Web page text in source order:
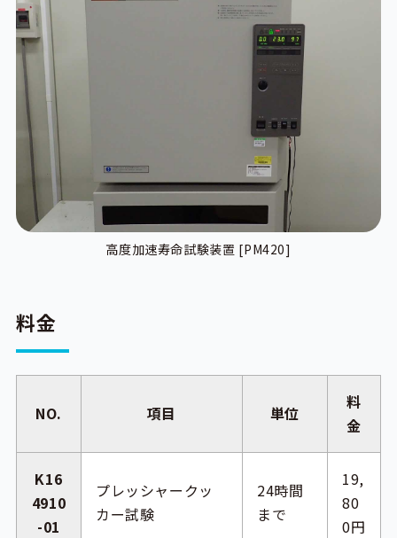
高度加速寿命試験装置 [PM420]
料金
NO. 項目 単位
料
金
K16
4910
-01
プレッシャークッ
カー試験
24時間
まで
19,
80
0円